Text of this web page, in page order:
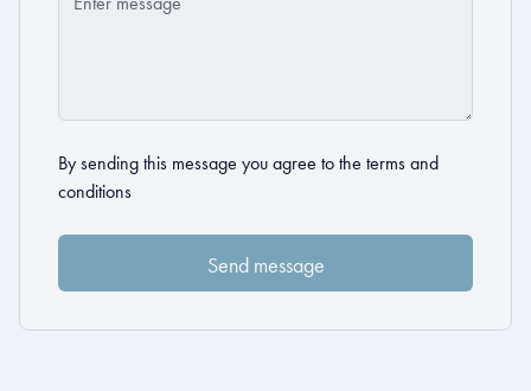
By sending this message you agree to the terms and
conditions